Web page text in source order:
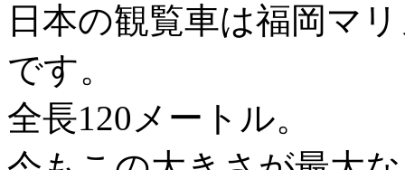
日本の観覧車は福岡マ
です。
全長120メートル。